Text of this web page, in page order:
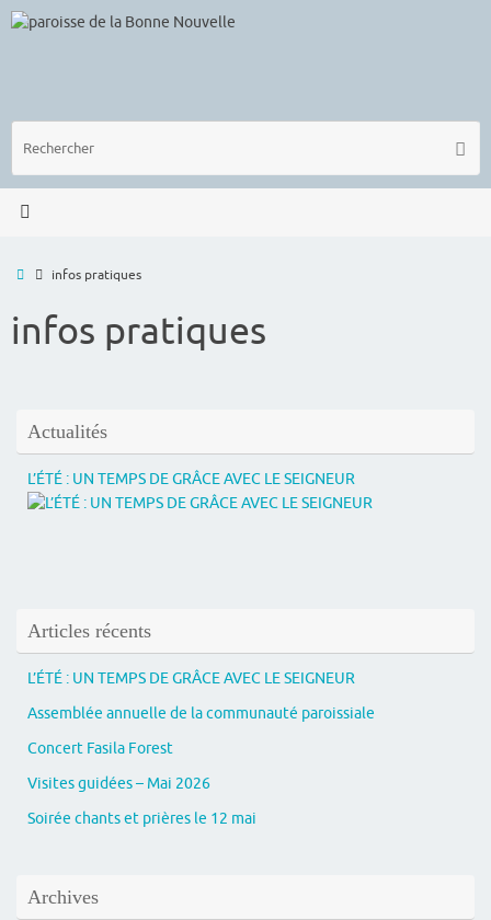
Passer
au
:
Accueilinfos pratiques
infos pratiques
Actualités
L’ÉTÉ : UN TEMPS DE GRÂCE AVEC LE SEIGNEUR
Articles récents
L’ÉTÉ : UN TEMPS DE GRÂCE AVEC LE SEIGNEUR
Assemblée annuelle de la communauté paroissiale
Concert Fasila Forest
Visites guidées – Mai 2026
Soirée chants et prières le 12 mai
Archives